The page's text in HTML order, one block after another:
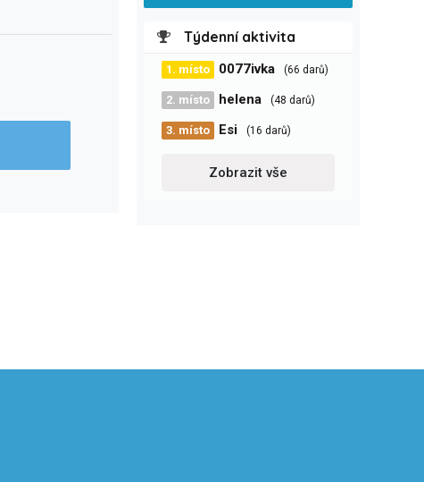
Týdenní aktivita
1. místo 0077ivka (66 darů)
2. místo helena (48 darů)
3. místo Esi (16 darů)
Zobrazit vše